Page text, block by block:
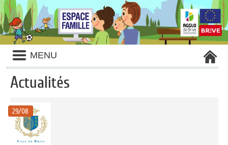
Liste
des
avertissements
MENU
Actualités
des
catégories
d'actualité
29/08